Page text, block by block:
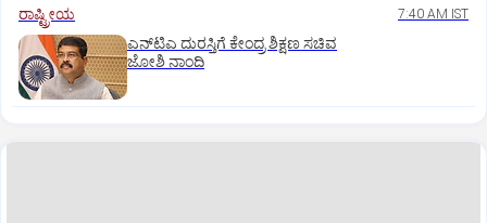
ರಾಷ್ಟ್ರೀಯ 7:40 AM IST
ಎನ್‌ಟಿಎ ದುರಸ್ತಿಗೆ ಕೇಂದ್ರ ಶಿಕ್ಷಣ ಸಚಿವ
ಜೋಶಿ ನಾಂದಿ